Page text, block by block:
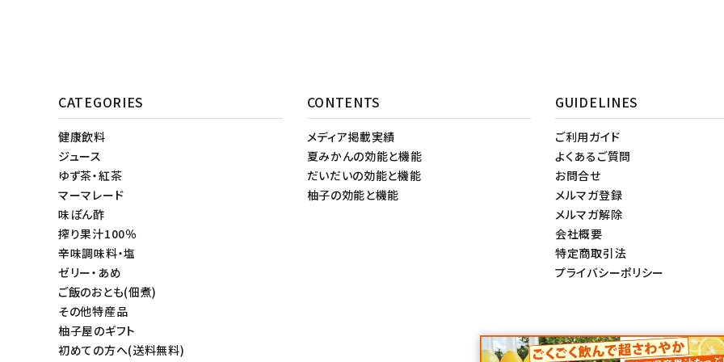
CATEGORIES
健康飲料
ジュース
ゆず茶・紅茶
マーマレード
味ぽん酢
搾り果汁100％
辛味調味料・塩
ゼリー・あめ
ご飯のおとも(佃煮)
その他特産品
柚子屋のギフト
初めての方へ(送料無料)
CONTENTS
メディア掲載実績
夏みかんの効能と機能
だいだいの効能と機能
柚子の効能と機能
GUIDELINES
ご利用ガイド
よくあるご質問
お問合せ
メルマガ登録
メルマガ解除
会社概要
特定商取引法
プライバシーポリシー